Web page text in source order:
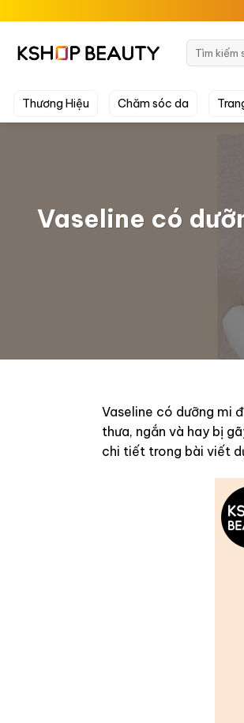
Tìm
kiếm:
Thương Hiệu Chăm sóc da
Vaseline có
Vaseline có dưỡng mi
thưa, ngắn và hay bị
chi tiết trong bài viết